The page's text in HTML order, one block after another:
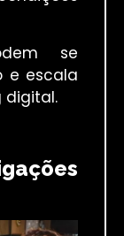
se
e escala
digital.